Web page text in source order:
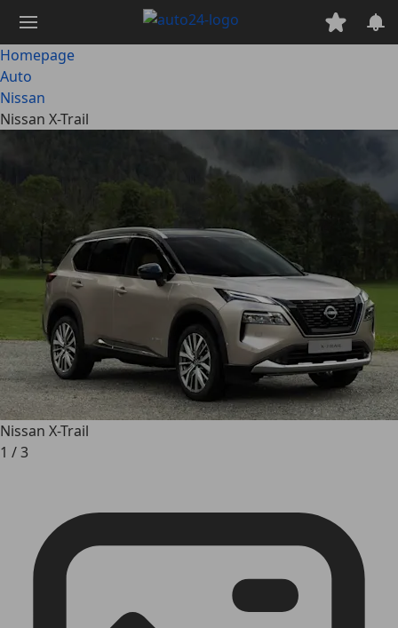
naar
hoofdinhoud
Homepage
Auto
Nissan
Nissan X-Trail
Nissan X-Trail
1 /3